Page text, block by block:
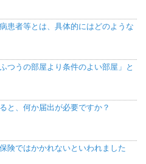
患者等とは、具体的にはどのような
つうの部屋より条件のよい部屋」と
と、何か届出が必要ですか？
険ではかかれないといわれました